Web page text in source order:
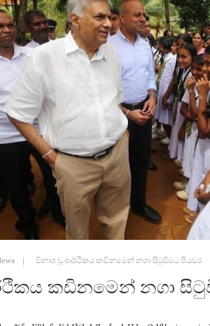
විනාශ වූ ආර්ථිකය කඩිනමෙන් නගා සිටුවීමට පියවර
කඩිනමෙන් නගා